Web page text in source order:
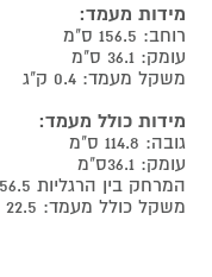
מידות מעמד:
רוחב: 156.5 ס"מ
עומק: 36.1 ס"מ
משקל מעמד: 0.4 ק"ג
מידות כולל מעמד:
גובה: 114.8 ס"מ
עומק: 36.1ס"מ
המרחק בין הרגליות 156.5 ס"מ
משקל כולל מעמד: 22.5 ק"ג